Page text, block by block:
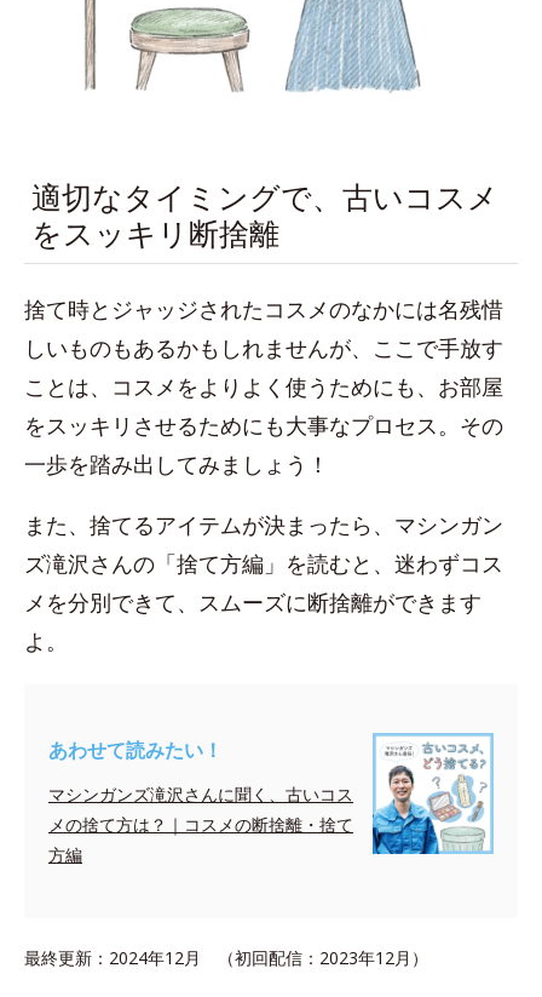
適切なタイミングで、古いコスメ
をスッキリ断捨離
捨て時とジャッジされたコスメのなかには名残惜
しいものもあるかもしれませんが、ここで手放す
ことは、コスメをよりよく使うためにも、お部屋
をスッキリさせるためにも大事なプロセス。その
一歩を踏み出してみましょう！
また、捨てるアイテムが決まったら、マシンガン
ズ滝沢さんの「捨て方編」を読むと、迷わずコス
メを分別できて、スムーズに断捨離ができます
よ。
あわせて読みたい！
マシンガンズ滝沢さんに聞く、古いコス
メの捨て方は？｜コスメの断捨離・捨て
方編
最終更新：2024年12月 （初回配信：2023年12月）